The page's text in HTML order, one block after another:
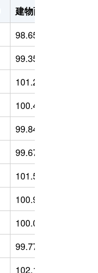
建物面積（m
98.65
99.35
101.29
100.44
99.84
99.67
101.51
100.98
100.08
99.77
102.17